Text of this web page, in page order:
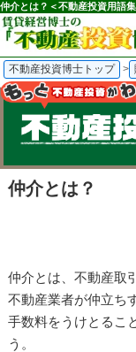
仲介とは？＜不動産投資用語
不動産投資博士トップ >
仲介とは？
仲介とは、不動産取
不動産業者が仲立ち
手数料をうけとるこ
う。